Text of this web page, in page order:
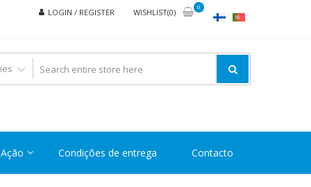
LOGIN / REGISTER WISHLIST(0)
0
Ação Condições de entrega Contacto